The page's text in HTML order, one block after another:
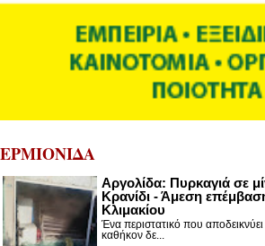
ΕΡΜΙΟΝΙΔΑ
Αργολίδα: Πυρκαγιά σε
Κρανίδι - Άμεση
Κλιμακίου
Ένα περιστατικό που
καθήκον δε...